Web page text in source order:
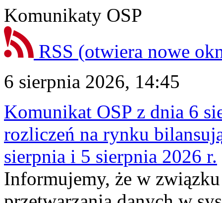
Komunikaty OSP
RSS (otwiera nowe
6 sierpnia 2026, 14:45
Komunikat OSP z dnia 6
rozliczeń na rynku
sierpnia i 5 sierpnia 2026 r.
Informujemy, że w